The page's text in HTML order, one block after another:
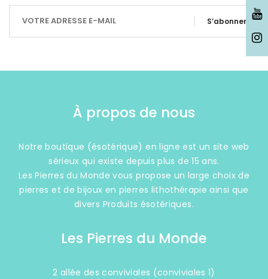
S’abonner
À propos de nous
Notre boutique (ésotérique) en ligne est un site web
sérieux qui existe depuis plus de 15 ans.
Les Pierres du Monde vous propose un large choix de
pierres et de bijoux en pierres lithothérapie ainsi que
divers Produits ésotériques.
Les Pierres du Monde
2 allée des conviviales (conviviales 1)